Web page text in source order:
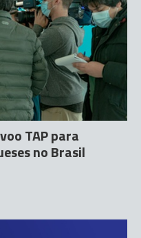
TAP para
no Brasil